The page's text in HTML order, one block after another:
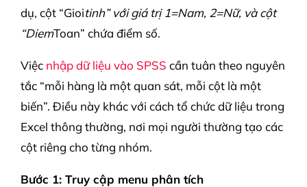
dụ, cột “Gioitinh” với giá trị 1=Nam, 2=Nữ, và cột
“DiemToan” chứa điểm số.
Việc nhập dữ liệu vào SPSS cần tuân theo nguyên
tắc “mỗi hàng là một quan sát, mỗi cột là một
biến”. Điều này khác với cách tổ chức dữ liệu trong
Excel thông thường, nơi mọi người thường tạo các
cột riêng cho từng nhóm.
Bước 1: Truy cập menu phân tích